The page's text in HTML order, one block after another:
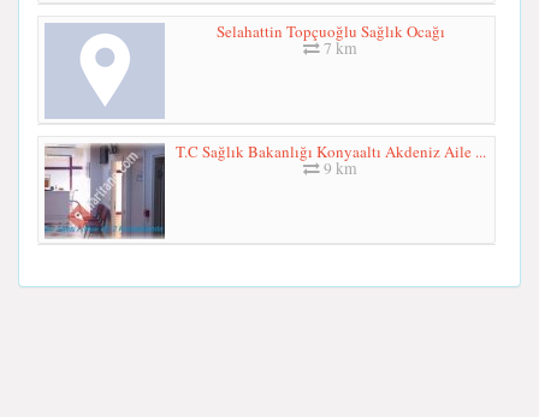
Selahattin Topçuoğlu Sağlık Ocağı
7 km
T.C Sağlık Bakanlığı Konyaaltı Akdeniz Aile ...
9 km